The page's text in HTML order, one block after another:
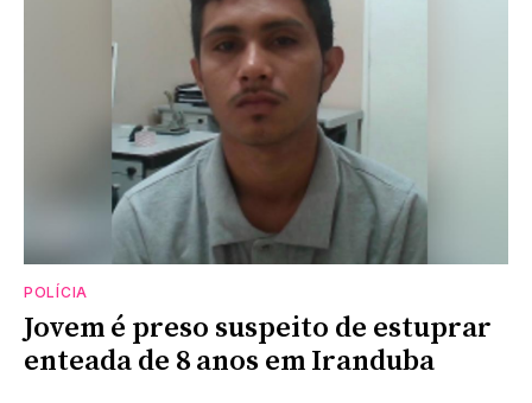
POLÍCIA
Jovem é preso suspeito de estuprar
enteada de 8 anos em Iranduba